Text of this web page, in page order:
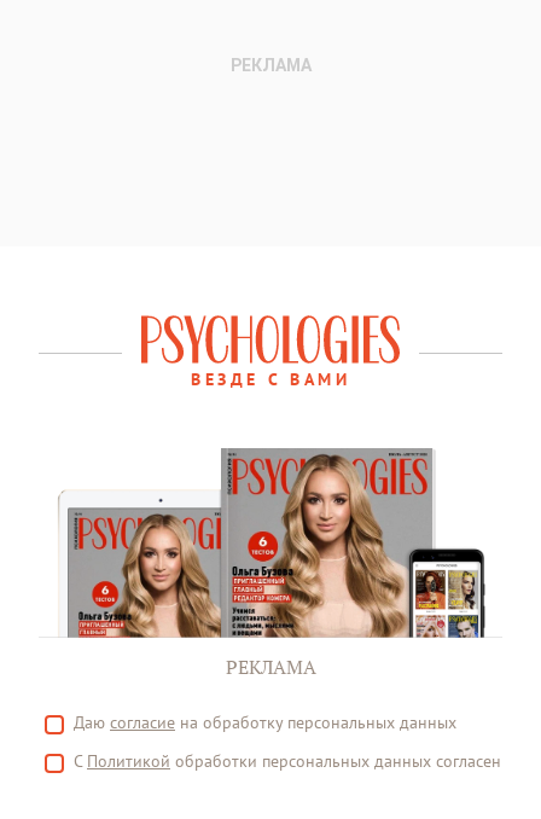
ВЕЗДЕ С ВАМИ
РЕКЛАМА
Даю согласие на обработку персональных данных
С Политикой обработки персональных данных согласен